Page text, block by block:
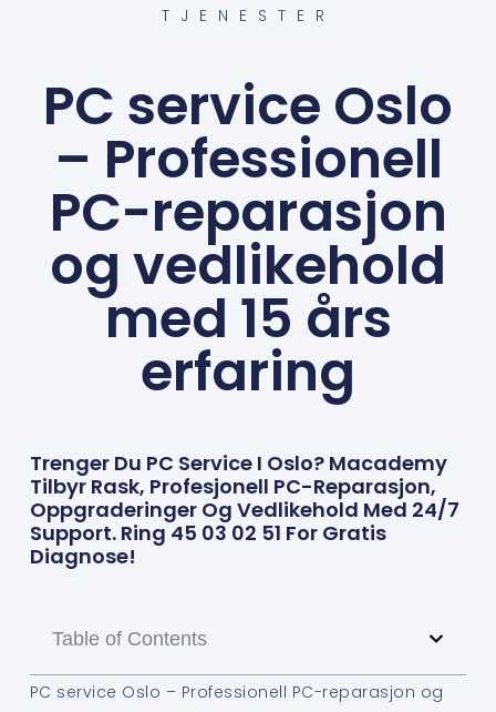
TJENESTER
PC service Oslo
– Professionell
PC-reparasjon
og vedlikehold
med 15 års
erfaring
Trenger Du PC Service I Oslo? Macademy
Tilbyr Rask, Profesjonell PC-Reparasjon,
Oppgraderinger Og Vedlikehold Med 24/7
Support. Ring 45 03 02 51 For Gratis
Diagnose!
Table of Contents
PC service Oslo – Professionell PC-reparasjon og